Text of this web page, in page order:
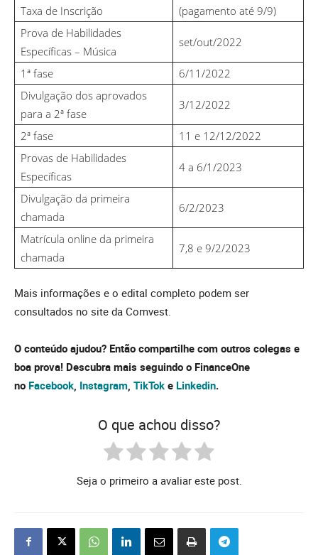
Taxa de Inscrição
(pagamento até 9/9)
Prova de Habilidades
Específicas – Música
set/out/2022
1ª fase
6/11/2022
Divulgação dos aprovados
para a 2ª fase
3/12/2022
2ª fase
11 e 12/12/2022
Provas de Habilidades
Específicas
4 a 6/1/2023
Divulgação da primeira
chamada
6/2/2023
Matrícula online da primeira
chamada
7,8 e 9/2/2023
Mais informações e o edital completo podem ser
consultados no site da Comvest.
O conteúdo ajudou? Então compartilhe com outros colegas e
boa prova! Descubra mais seguindo o FinanceOne
no Facebook Instagram TikTok e Linkedin.
O que achou disso?
Seja o primeiro a avaliar este post.